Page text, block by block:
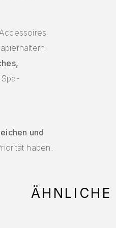
und
haben.
ÄHNLICHE